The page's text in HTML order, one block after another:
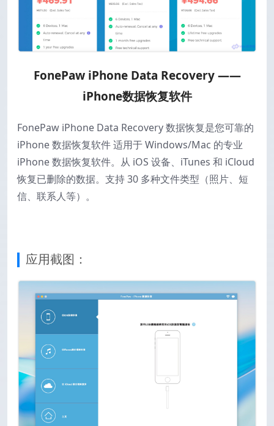
FonePaw iPhone Data Recovery ——
iPhone数据恢复软件
FonePaw iPhone Data Recovery 数据恢复是您可靠的
iPhone 数据恢复软件 适用于 Windows/Mac 的专业
iPhone 数据恢复软件。从 iOS 设备、iTunes 和 iCloud
恢复已删除的数据。支持 30 多种文件类型（照片、短
信、联系人等）。
应用截图：